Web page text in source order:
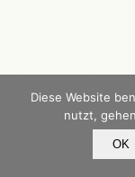
Diese Website
nutzt,
OK